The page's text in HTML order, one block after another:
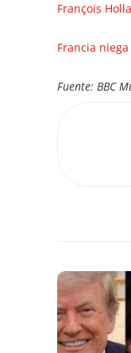
François
Francia
Fuente: BBC